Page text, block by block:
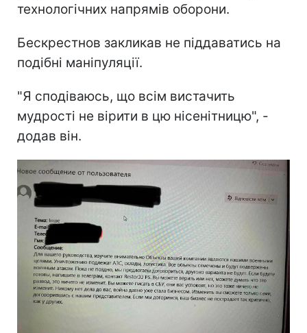
технологічних напрямів оборони.
Бескрестнов закликав не піддаватись на
подібні маніпуляції.
"Я сподіваюсь, що всім вистачить
мудрості не вірити в цю нісенітницю", -
додав він.